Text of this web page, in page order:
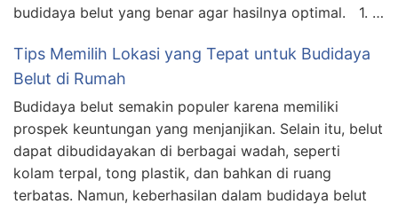
budidaya belut yang benar agar hasilnya optimal. 1. …
Tips Memilih Lokasi yang Tepat untuk Budidaya
Belut di Rumah
Budidaya belut semakin populer karena memiliki
prospek keuntungan yang menjanjikan. Selain itu, belut
dapat dibudidayakan di berbagai wadah, seperti
kolam terpal, tong plastik, dan bahkan di ruang
terbatas. Namun, keberhasilan dalam budidaya belut